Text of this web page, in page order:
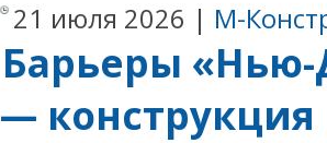
21 июля 2026 | М-
Барьеры «Нью-
—